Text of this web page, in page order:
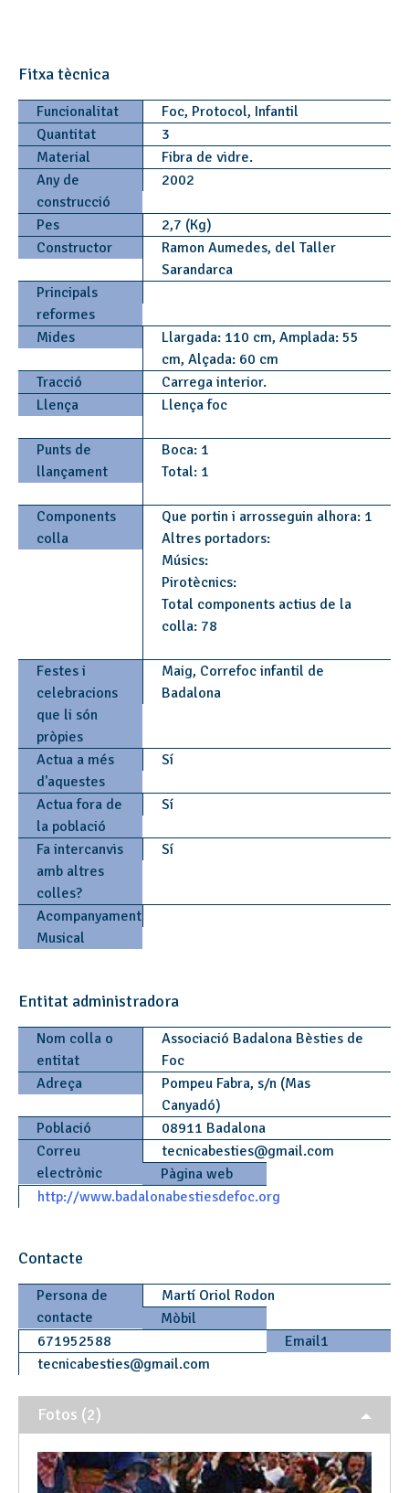
Fitxa tècnica
Funcionalitat
Foc, Protocol, Infantil
Quantitat
3
Material
Fibra de vidre.
Any de
construcció
2002
Pes
2,7 (Kg)
Constructor
Ramon Aumedes, del Taller
Sarandarca
Principals
reformes
Mides
Llargada: 110 cm, Amplada: 55
cm, Alçada: 60 cm
Tracció
Carrega interior.
Llença
Llença foc
Punts de
llançament
Boca: 1
Total: 1
Components
colla
Que portin i arrosseguin alhora: 1
Altres portadors:
Músics:
Pirotècnics:
Total components actius de la
colla: 78
Festes i
celebracions
que li són
pròpies
Maig, Correfoc infantil de
Badalona
Actua a més
d'aquestes
Sí
Actua fora de
la població
Sí
Fa intercanvis
amb altres
colles?
Sí
Acompanyament
Musical
Entitat administradora
Nom colla o
entitat
Associació Badalona Bèsties de
Foc
Adreça
Pompeu Fabra, s/n (Mas
Canyadó)
Població
08911 Badalona
Correu
electrònic
tecnicabesties@gmail.com
Pàgina web
http://www.badalonabestiesdefoc.org
Contacte
Persona de
contacte
Martí Oriol Rodon
Mòbil
671952588
Email1
tecnicabesties@gmail.com
Fotos (2)